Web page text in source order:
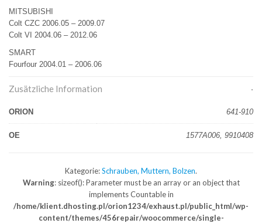
MITSUBISHI
Colt CZC 2006.05 – 2009.07
Colt VI 2004.06 – 2012.06
SMART
Fourfour 2004.01 – 2006.06
Zusätzliche Information
ORION 641-910
OE 1577A006, 9910408
Kategorie:Schrauben, Muttern, Bolzen.
Warning: sizeof(): Parameter must be an array or an object that
implements Countable in
/home/klient.dhosting.pl/orion1234/exhaust.pl/public_html/wp-
content/themes/456repair/woocommerce/single-